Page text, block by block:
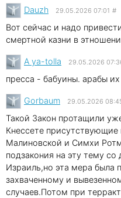
Dauzh 29.05.2026 07:01 #
Вот сейчас и надо
смертной казни в
A ya-tolla 29.05.2026
пресса - бабуины. арабы их
Gorbaum 29.05.2026
Такой Закон протащили
Кнессете
Малиновской и Симхи
подзакония на эту тему со
Израиль,но эта мера была
захваченному и
случаев.Потом при